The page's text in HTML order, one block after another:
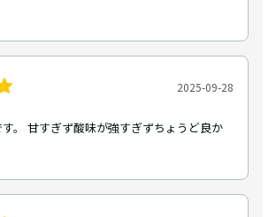
2025-09-28
。 甘すぎず酸味が強すぎずちょうど良か